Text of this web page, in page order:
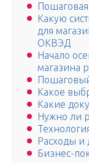
Пошаговая
Какую
для
ОКВЭД
Начало
магазина
Какое
Какие
Нужно ли
Расходы и
Бизнес-